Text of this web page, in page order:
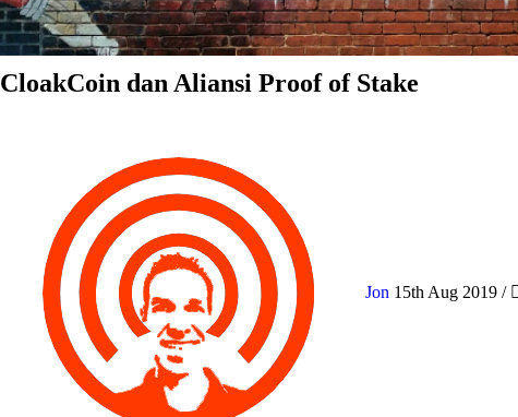
CloakCoin dan Aliansi Proof of Stake
Jon 15th Aug 2019 /